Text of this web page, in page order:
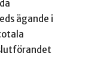
ägande i